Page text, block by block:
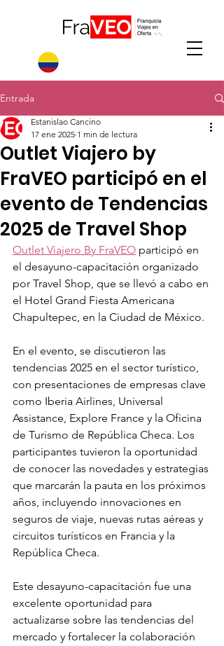
Entrada
Outlet Viajero by
FraVEO participó en el
evento de Tendencias
2025 de Travel Shop
Estanislao Cancino
17 ene 2025 1 min de lectura
Outlet Viajero By FraVEO participó en
el desayuno-capacitación organizado
por Travel Shop, que se llevó a cabo en
el Hotel Grand Fiesta Americana
Chapultepec, en la Ciudad de México.
En el evento, se discutieron las
tendencias 2025 en el sector turístico,
con presentaciones de empresas clave
como Iberia Airlines, Universal
Assistance, Explore France y la Oficina
de Turismo de República Checa. Los
participantes tuvieron la oportunidad
de conocer las novedades y estrategias
que marcarán la pauta en los próximos
años, incluyendo innovaciones en
seguros de viaje, nuevas rutas aéreas y
circuitos turísticos en Francia y la
República Checa.
Este desayuno-capacitación fue una
excelente oportunidad para
actualizarse sobre las tendencias del
mercado y fortalecer la colaboración